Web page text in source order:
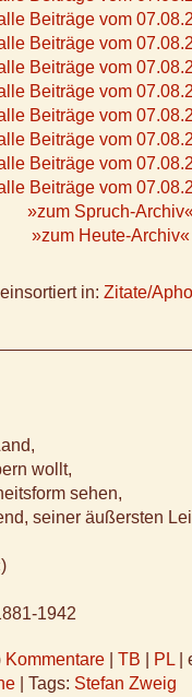
Beiträge vom
Beiträge vom
Beiträge vom
Beiträge vom
Beiträge vom
Beiträge vom
Beiträge vom
Beiträge vom
»zum Spruch-Archiv«
»zum Heute-Archiv«
einsortiert in: Zitate/
wollt,
sehen,
seiner äußersten
1942
Kommentare TB PL
Tags: Stefan Zweig